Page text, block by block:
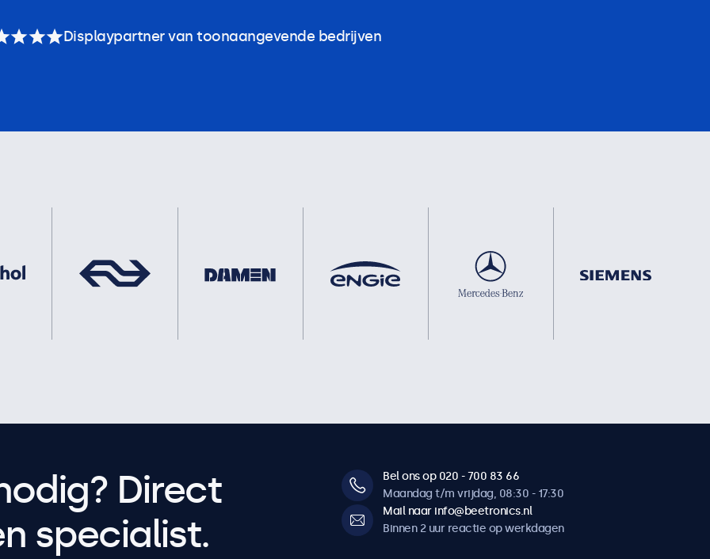
Displaypartner van toonaangevende bedrijven
Direct
specialist.
Bel ons op 020 - 700 83 66
Maandag t/m vrijdag, 08:30 - 17:30
Mail naar info@beetronics.nl
Binnen 2 uur reactie op werkdagen